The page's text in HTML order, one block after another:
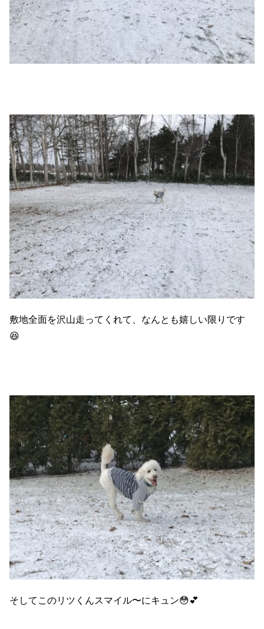
敷地全面を沢山走ってくれて、なんとも嬉しい限りです
😆
そしてこのリツくんスマイル〜にキュン😳💕